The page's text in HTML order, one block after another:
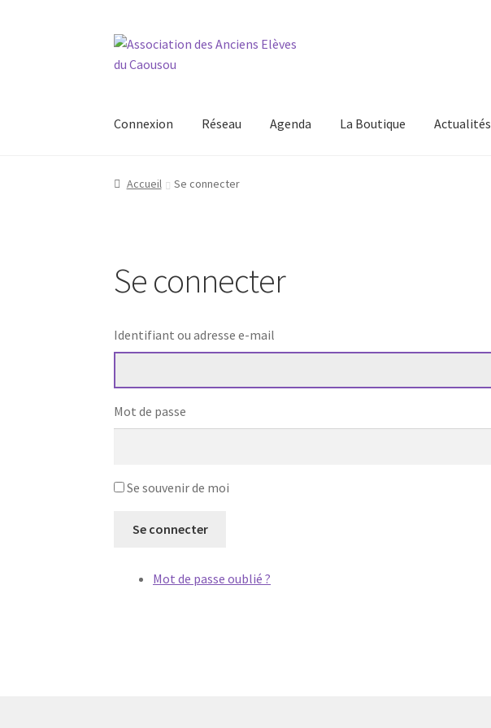
Aller
à
Aller
au
Connexion Réseau Agenda La Boutique Actualités
Accueil Se connecter
Se connecter
Identifiant ou adresse e-mail
Mot de passe
Se souvenir de moi
Se connecter
Mot de passe oublié ?